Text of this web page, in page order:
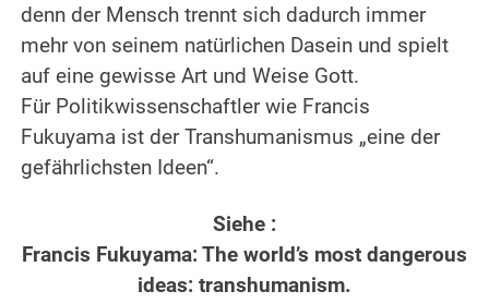
denn der Mensch trennt sich dadurch immer
mehr von seinem natürlichen Dasein und spielt
auf eine gewisse Art und Weise Gott.
Für Politikwissenschaftler wie Francis
Fukuyama ist der Transhumanismus „eine der
gefährlichsten Ideen“.
Siehe :
Francis Fukuyama: The world’s most dangerous
ideas: transhumanism.